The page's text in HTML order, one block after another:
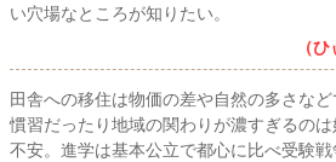
い穴場なところが知りたい。
（
田舎への移住は物価の差や自然の多さな
慣習だったり地域の関わりが濃すぎるの
不安。進学は基本公立で都心に比べ受験